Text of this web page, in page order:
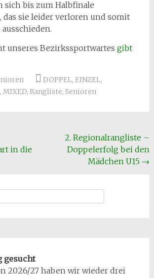
sich bis zum Halbfinale
das sie leider verloren und somit
unseres Bezirkssportwartes gibt
DOPPEL, EINZEL,
, MIXED, Rangliste, Senioren
in die
2. Regionalrangliste –
Doppelerfolg bei den
Mädchen U15 →
gesucht
2026/27 haben wir wieder drei